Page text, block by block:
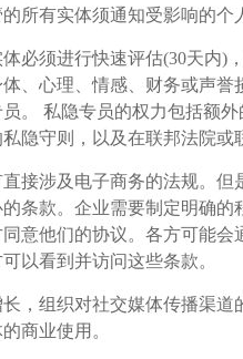
所有实体须通知受影响的个
必须进行快速评估(30天内)
、心理、情感、财务或声
。 私隐专员的权力包括额
隐守则，以及在联邦法院或
接涉及电子商务的法规。
条款。企业需要制定明确
意他们的协议。各方可能会
以看到并访问这些条款。
，组织对社交媒体传播渠
商业使用。